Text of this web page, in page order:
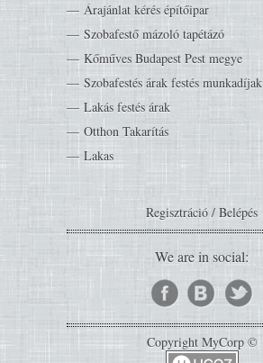
Árajánlat kérés építőipar
Szobafestő mázoló tapétázó
Kőműves Budapest Pest megye
Szobafestés árak festés munkadíjak
Lakás festés árak
Otthon Takarítás
Lakas
Regisztráció / Belépés
We are in social:
Copyright MyCorp ©